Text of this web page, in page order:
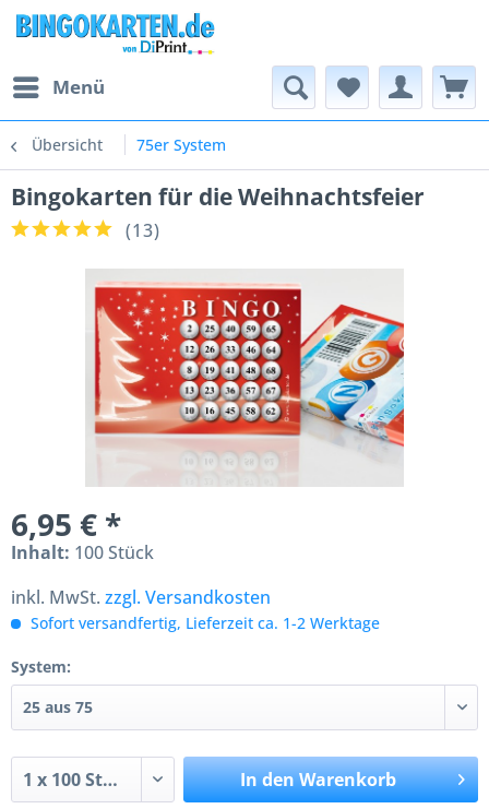
Menü
Übersicht 75er System
Bingokarten für die Weihnachtsfeier
(13)
6,95 € *
Inhalt: 100 Stück
inkl. MwSt. zzgl. Versandkosten
Sofort versandfertig, Lieferzeit ca. 1-2 Werktage
System:
In denWarenkorb